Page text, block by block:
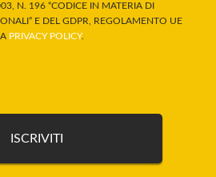
N. 196 “CODICE IN MATERIA DI
E DEL GDPR, REGOLAMENTO UE
PRIVACY POLICY.